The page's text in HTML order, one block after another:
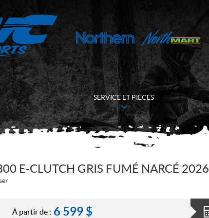
SERVICE ET PIÈCES
E-CLUTCH GRIS FUMÉ NARCÉ 2026
À partir de : 6 599 $